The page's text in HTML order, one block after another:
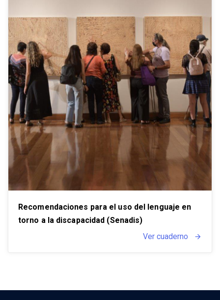
Recomendaciones para el uso del lenguaje en
torno a la discapacidad (Senadis)
Ver cuaderno
arrow_forward